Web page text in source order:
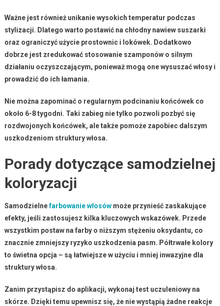
Ważne jest również unikanie wysokich temperatur podczas
stylizacji. Dlatego warto postawić na chłodny nawiew suszarki
oraz ograniczyć użycie prostownic i lokówek. Dodatkowo
dobrze jest zredukować stosowanie szamponów o silnym
działaniu oczyszczającym, ponieważ mogą one wysuszać włosy i
prowadzić do ich łamania.
Nie można zapominać o regularnym podcinaniu końcówek co
około 6-8 tygodni. Taki zabieg nie tylko pozwoli pozbyć się
rozdwojonych końcówek, ale także pomoże zapobiec dalszym
uszkodzeniom struktury włosa.
Porady dotyczące samodzielnej
koloryzacji
Samodzielnefarbowanie włosówmoże przynieść zaskakujące
efekty, jeśli zastosujesz kilka kluczowych wskazówek. Przede
wszystkim postaw na farby o niższym stężeniu oksydantu, co
znacznie zmniejszy ryzyko uszkodzenia pasm. Półtrwałe kolory
to świetna opcja – są łatwiejsze w użyciu i mniej inwazyjne dla
struktury włosa.
Zanim przystąpisz do aplikacji, wykonaj test uczuleniowy na
skórze. Dzięki temu upewnisz się, że nie wystąpią żadne reakcje